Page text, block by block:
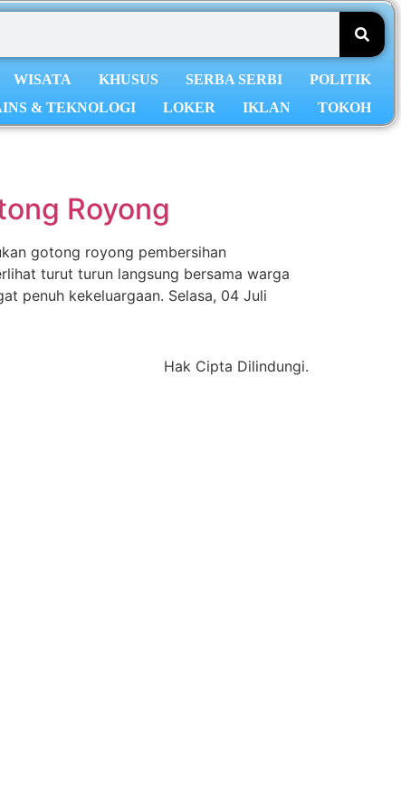
WISATA KHUSUS SERBA SERBI
POLITIK
& TEKNOLOGI LOKER IKLAN TOKOH
Royong
gotong royong pembersihan
turut turun langsung bersama warga
penuh kekeluargaan. Selasa, 04 Juli
Hak Cipta Dilindungi.